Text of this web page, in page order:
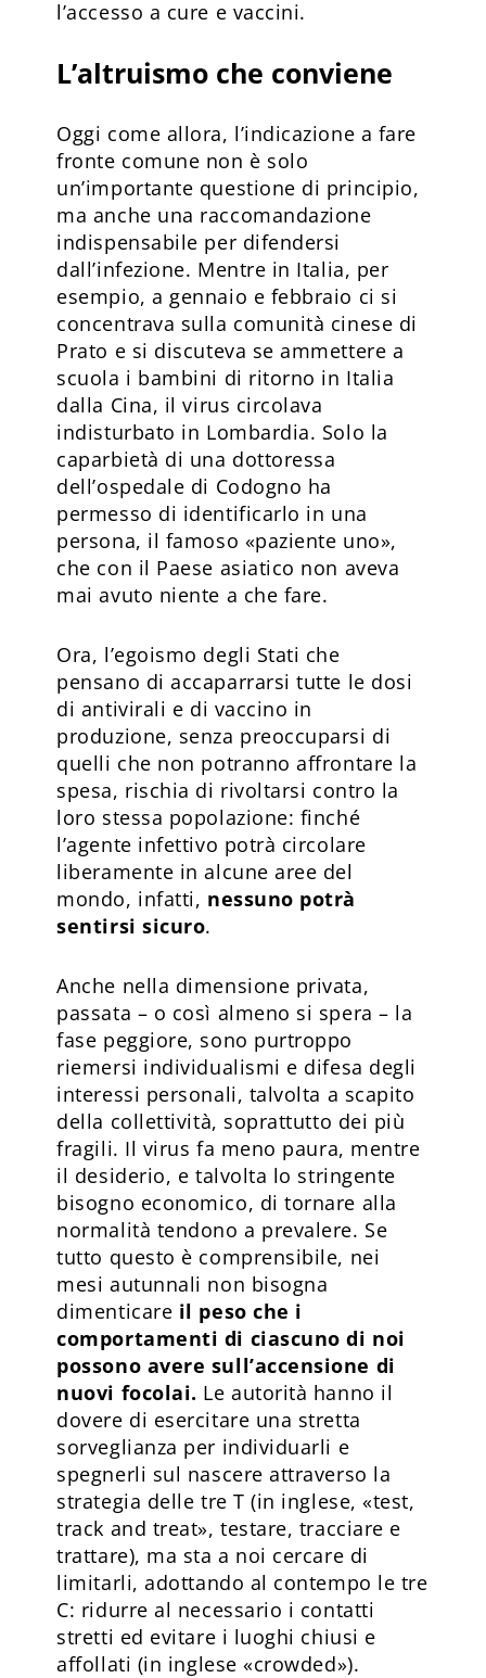
l’accesso a cure e vaccini.
L’altruismo che conviene
Oggi come allora, l’indicazione a fare
fronte comune non è solo
un’importante questione di principio,
ma anche una raccomandazione
indispensabile per difendersi
dall’infezione. Mentre in Italia, per
esempio, a gennaio e febbraio ci si
concentrava sulla comunità cinese di
Prato e si discuteva se ammettere a
scuola i bambini di ritorno in Italia
dalla Cina, il virus circolava
indisturbato in Lombardia. Solo la
caparbietà di una dottoressa
dell’ospedale di Codogno ha
permesso di identificarlo in una
persona, il famoso «paziente uno»,
che con il Paese asiatico non aveva
mai avuto niente a che fare.
Ora, l’egoismo degli Stati che
pensano di accaparrarsi tutte le dosi
di antivirali e di vaccino in
produzione, senza preoccuparsi di
quelli che non potranno affrontare la
spesa, rischia di rivoltarsi contro la
loro stessa popolazione: finché
l’agente infettivo potrà circolare
liberamente in alcune aree del
mondo, infatti, nessuno potrà
sentirsi sicuro.
Anche nella dimensione privata,
passata – o così almeno si spera – la
fase peggiore, sono purtroppo
riemersi individualismi e difesa degli
interessi personali, talvolta a scapito
della collettività, soprattutto dei più
fragili. Il virus fa meno paura, mentre
il desiderio, e talvolta lo stringente
bisogno economico, di tornare alla
normalità tendono a prevalere. Se
tutto questo è comprensibile, nei
mesi autunnali non bisogna
dimenticare il peso che i
comportamenti di ciascuno di noi
possono avere sull’accensione di
nuovi focolai. Le autorità hanno il
dovere di esercitare una stretta
sorveglianza per individuarli e
spegnerli sul nascere attraverso la
strategia delle tre T (in inglese, «test,
track and treat», testare, tracciare e
trattare), ma sta a noi cercare di
limitarli, adottando al contempo le tre
C: ridurre al necessario i contatti
stretti ed evitare i luoghi chiusi e
affollati (in inglese «crowded»).